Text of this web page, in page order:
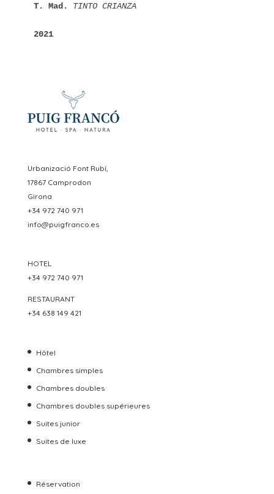
T. Mad. TINTO CRIANZA
2021
Urbanizació Font Rubí,
17867 Camprodon
Girona
+34 972 740 971
info@puigfranco.es
HOTEL
+34 972 740 971
RESTAURANT
+34 638 149 421
Hôtel
Chambres simples
Chambres doubles
Chambres doubles supérieures
Suites junior
Suites de luxe
Réservation